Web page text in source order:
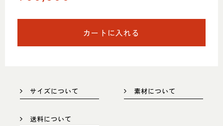
定休日
水曜日（祝日は営業）
カートに入れる
サイズについて 素材について
送料について